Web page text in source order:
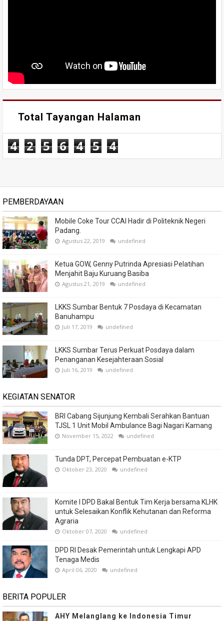
Total Tayangan Halaman
4 2 5 6 4 5 4
PEMBERDAYAAN
Mobile Coke Tour CCAI Hadir di Politeknik Negeri
Padang.
Agustus 22, 2019 undefined
Ketua GOW, Genny Putrinda Apresiasi Pelatihan
Menjahit Baju Kuruang Basiba
Agustus 21, 2019 undefined
LKKS Sumbar Bentuk 7 Posdaya di Kecamatan
Banuhampu
Juli 17, 2019 undefined
LKKS Sumbar Terus Perkuat Posdaya dalam
Penanganan Kesejahteraan Sosial
Juli 16, 2019 undefined
KEGIATAN SENATOR
BRI Cabang Sijunjung Kembali Serahkan Bantuan
TJSL 1 Unit Mobil Ambulance Bagi Nagari Kamang
November 15, 2022 undefined
Tunda DPT, Percepat Pembuatan e-KTP
Oktober 23, 2020 undefined
Komite I DPD Bakal Bentuk Tim Kerja bersama KLHK
untuk Selesaikan Konflik Kehutanan dan Reforma
Agraria
Oktober 07, 2020 undefined
DPD RI Desak Pemerintah untuk Lengkapi APD
Tenaga Medis
April 06, 2020 undefined
BERITA POPULER
AHY Melanglang ke Indonesia Timur